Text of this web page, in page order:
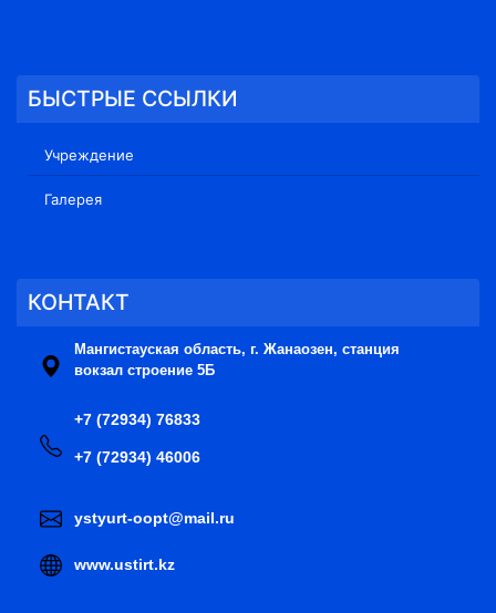
БЫСТРЫЕ ССЫЛКИ
Учреждение
Галерея
КОНТАКТ
Мангистауская область, г. Жанаозен, станция
вокзал строение 5Б
+7 (72934) 76833
+7 (72934) 46006
ystyurt-oopt@mail.ru
www.ustirt.kz